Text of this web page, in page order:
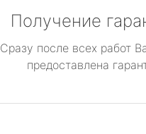
Получение
Сразу после всех работ
предоставлена